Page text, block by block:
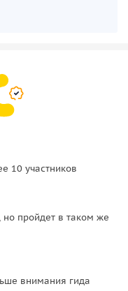
10 участников
пройдет в таком же
внимания гида